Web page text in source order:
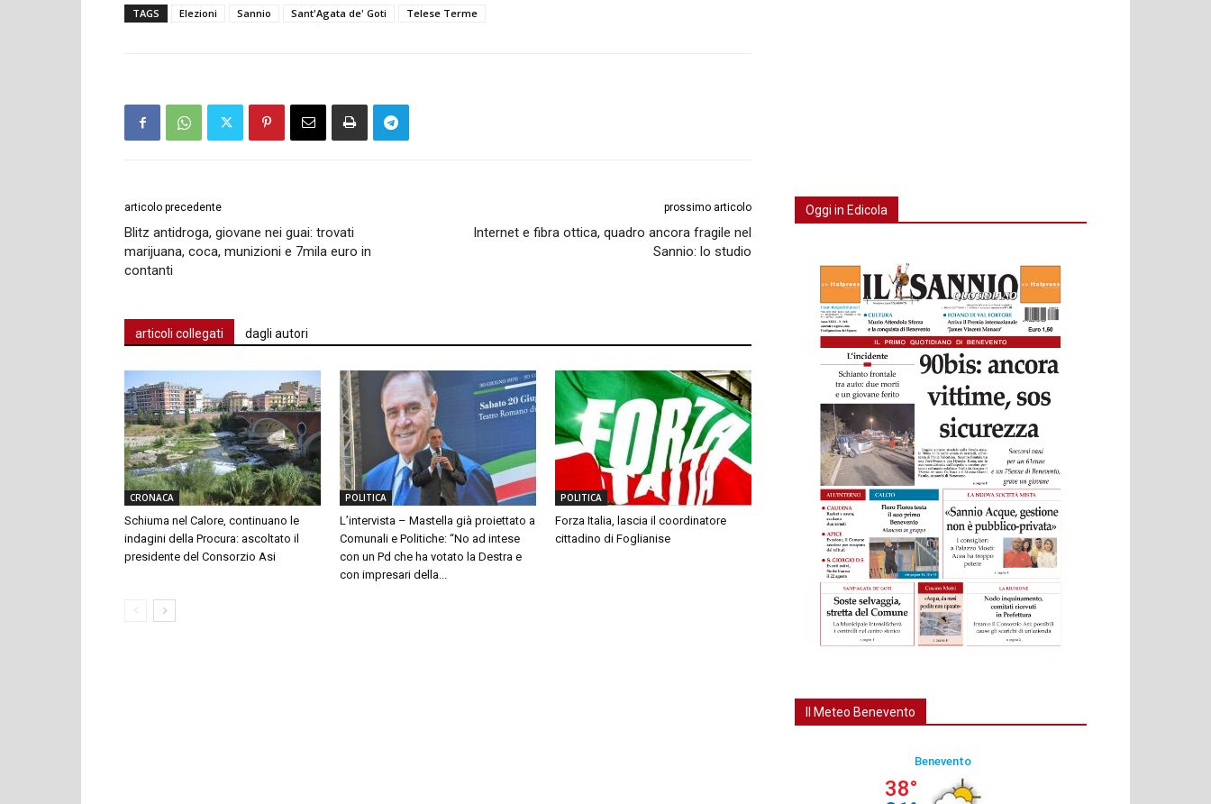
TAGS Elezioni Sannio Sant'Agata de' Goti Telese Terme
articolo precedente
Blitz antidroga, giovane nei guai: trovati
marijuana, coca, munizioni e 7mila euro in
contanti
prossimo articolo
Internet e fibra ottica, quadro ancora fragile nel
Sannio: lo studio
articoli collegati dagli autori
CRONACA
Schiuma nel Calore, continuano le
indagini della Procura: ascoltato il
presidente del Consorzio Asi
POLITICA
L’intervista – Mastella già proiettato a
Comunali e Politiche: “No ad intese
con un Pd che ha votato la Destra e
con impresari della...
POLITICA
Forza Italia, lascia il coordinatore
cittadino di Foglianise
Oggi in Edicola
Il Meteo Benevento